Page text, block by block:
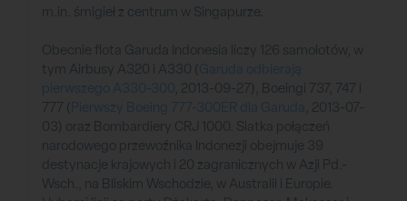
m.in. śmigieł z centrum w Singapurze.
Obecnie flota Garuda Indonesia liczy 126 samolotów, w
tym Airbusy A320 i A330 ( Garuda odbierają
pierwszego A330-300
, 2013-09-27), Boeingi 737, 747 i
777 ( Pierwszy Boeing 777-300ER dla Garuda
, 2013-07-
03) oraz Bombardiery CRJ 1000. Siatka połączeń
narodowego przewoźnika Indonezji obejmuje 39
destynacje krajowych i 20 zagranicznych w Azji Pd.-
Wsch., na Bliskim Wschodzie, w Australii i Europie.